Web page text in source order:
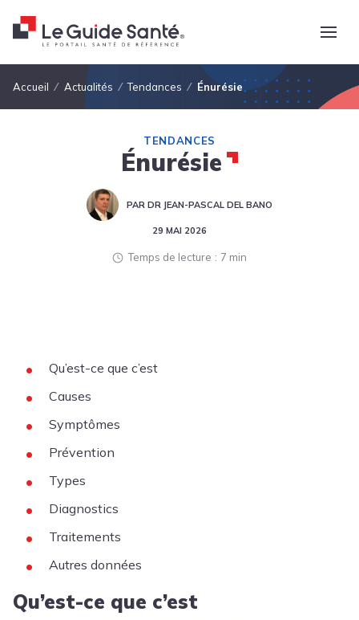
Fil d'Ariane
Accueil Actualités Tendances Énurésie
TENDANCES
Énurésie
PAR DR JEAN-PASCAL DEL BANO
29 MAI 2026
Temps de lecture 7 min
Qu’est-ce que c’est
Causes
Symptômes
Prévention
Types
Diagnostics
Traitements
Autres données
Qu’est-ce que c’est